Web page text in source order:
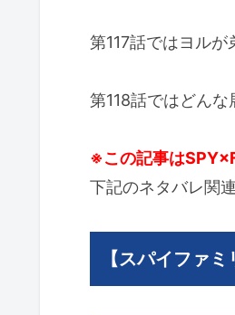
第117話ではヨルが
第118話ではどんな
※この記事は
下記のネタバレ関
【スパイファ